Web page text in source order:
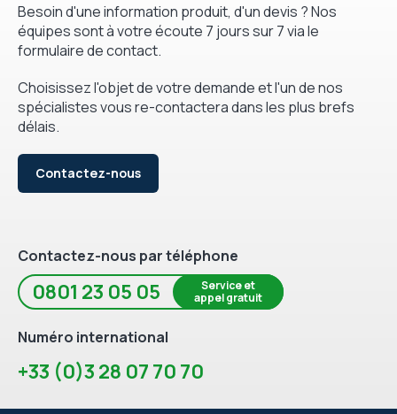
Besoin d'une information produit, d'un devis ? Nos
équipes sont à votre écoute 7 jours sur 7 via le
formulaire de contact.
Choisissez l'objet de votre demande et l'un de nos
spécialistes vous re-contactera dans les plus brefs
délais.
Contactez-nous
Contactez-nous par téléphone
0801 23 05 05
Service et
appel gratuit
Numéro international
+33 (0)3 28 07 70 70